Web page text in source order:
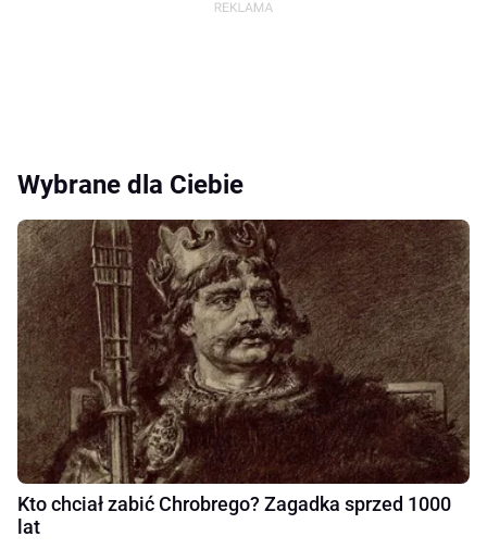
Wybrane dla Ciebie
Kto chciał zabić Chrobrego? Zagadka sprzed 1000
lat